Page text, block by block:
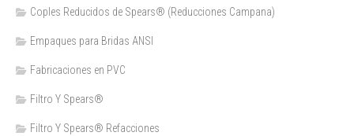
Coples Reducidos de Spears® (Reducciones Campana)
Empaques para Bridas ANSI
Fabricaciones en PVC
Filtro Y Spears®
Filtro Y Spears® Refacciones